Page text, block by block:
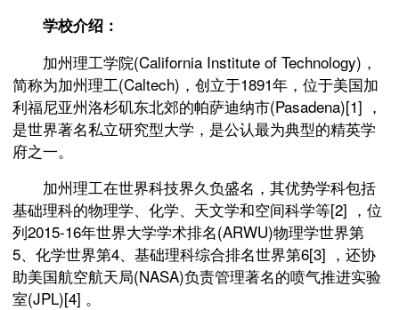
学校介绍：
加州理工学院(California Institute of Technology)，
简称为加州理工(Caltech)，创立于1891年，位于美国加
利福尼亚州洛杉矶东北郊的帕萨迪纳市(Pasadena)[1] ，
是世界著名私立研究型大学，是公认最为典型的精英学
府之一。
加州理工在世界科技界久负盛名，其优势学科包括
基础理科的物理学、化学、天文学和空间科学等[2] ，位
列2015-16年世界大学学术排名(ARWU)物理学世界第
5、化学世界第4、基础理科综合排名世界第6[3] ，还协
助美国航空航天局(NASA)负责管理著名的喷气推进实验
室(JPL)[4] 。